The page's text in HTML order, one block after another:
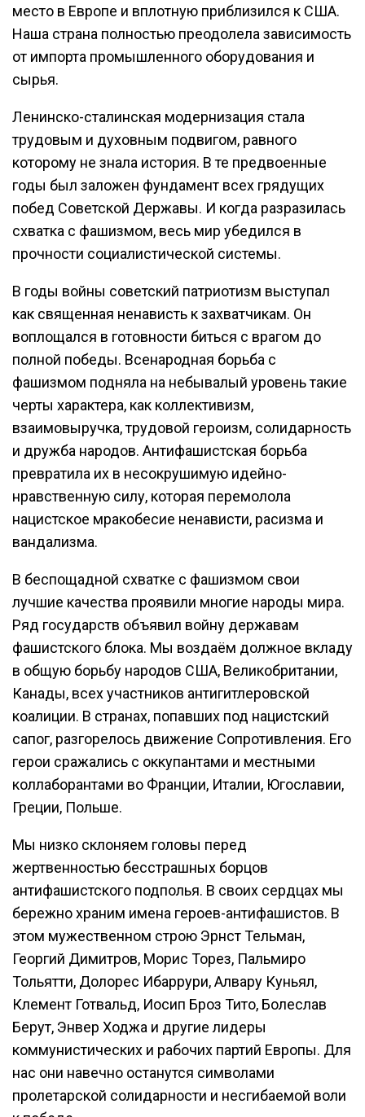
место в Европе и вплотную приблизился к США.
Наша страна полностью преодолела зависимость
от импорта промышленного оборудования и
сырья.
Ленинско-сталинская модернизация стала
трудовым и духовным подвигом, равного
которому не знала история. В те предвоенные
годы был заложен фундамент всех грядущих
побед Советской Державы. И когда разразилась
схватка с фашизмом, весь мир убедился в
прочности социалистической системы.
В годы войны советский патриотизм выступал
как священная ненависть к захватчикам. Он
воплощался в готовности биться с врагом до
полной победы. Всенародная борьба с
фашизмом подняла на небывалый уровень такие
черты характера, как коллективизм,
взаимовыручка, трудовой героизм, солидарность
и дружба народов. Антифашистская борьба
превратила их в несокрушимую идейно-
нравственную силу, которая перемолола
нацистское мракобесие ненависти, расизма и
вандализма.
В беспощадной схватке с фашизмом свои
лучшие качества проявили многие народы мира.
Ряд государств объявил войну державам
фашистского блока. Мы воздаём должное вкладу
в общую борьбу народов США, Великобритании,
Канады, всех участников антигитлеровской
коалиции. В странах, попавших под нацистский
сапог, разгорелось движение Сопротивления. Его
герои сражались с оккупантами и местными
коллаборантами во Франции, Италии, Югославии,
Греции, Польше.
Мы низко склоняем головы перед
жертвенностью бесстрашных борцов
антифашистского подполья. В своих сердцах мы
бережно храним имена героев-антифашистов. В
этом мужественном строю Эрнст Тельман,
Георгий Димитров, Морис Торез, Пальмиро
Тольятти, Долорес Ибаррури, Алвару Куньял,
Клемент Готвальд, Иосип Броз Тито, Болеслав
Берут, Энвер Ходжа и другие лидеры
коммунистических и рабочих партий Европы. Для
нас они навечно останутся символами
пролетарской солидарности и несгибаемой воли